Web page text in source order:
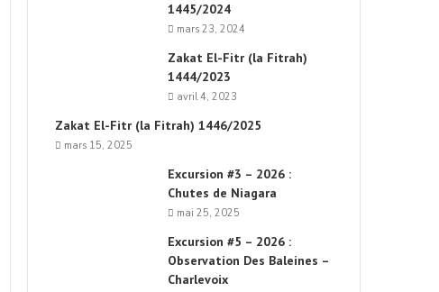
1445/2024
mars 23, 2024
Zakat El-Fitr (la Fitrah)
1444/2023
avril 4, 2023
Zakat El-Fitr (la Fitrah) 1446/2025
mars 15, 2025
Excursion #3 – 2026 :
Chutes de Niagara
mai 25, 2025
Excursion #5 – 2026 :
Observation Des Baleines –
Charlevoix